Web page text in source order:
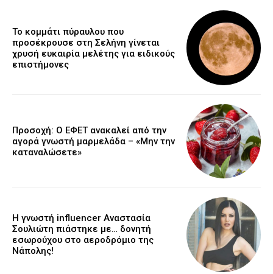
Το κομμάτι πύραυλου που
προσέκρουσε στη Σελήνη γίνεται
χρυσή ευκαιρία μελέτης για ειδικούς
επιστήμονες
Προσοχή: Ο ΕΦΕΤ ανακαλεί από την
αγορά γνωστή μαρμελάδα – «Μην την
καταναλώσετε»
Η γνωστή influencer Αναστασία
Σουλιώτη πιάστηκε με… δονητή
εσωρούχου στο αεροδρόμιο της
Νάπολης!